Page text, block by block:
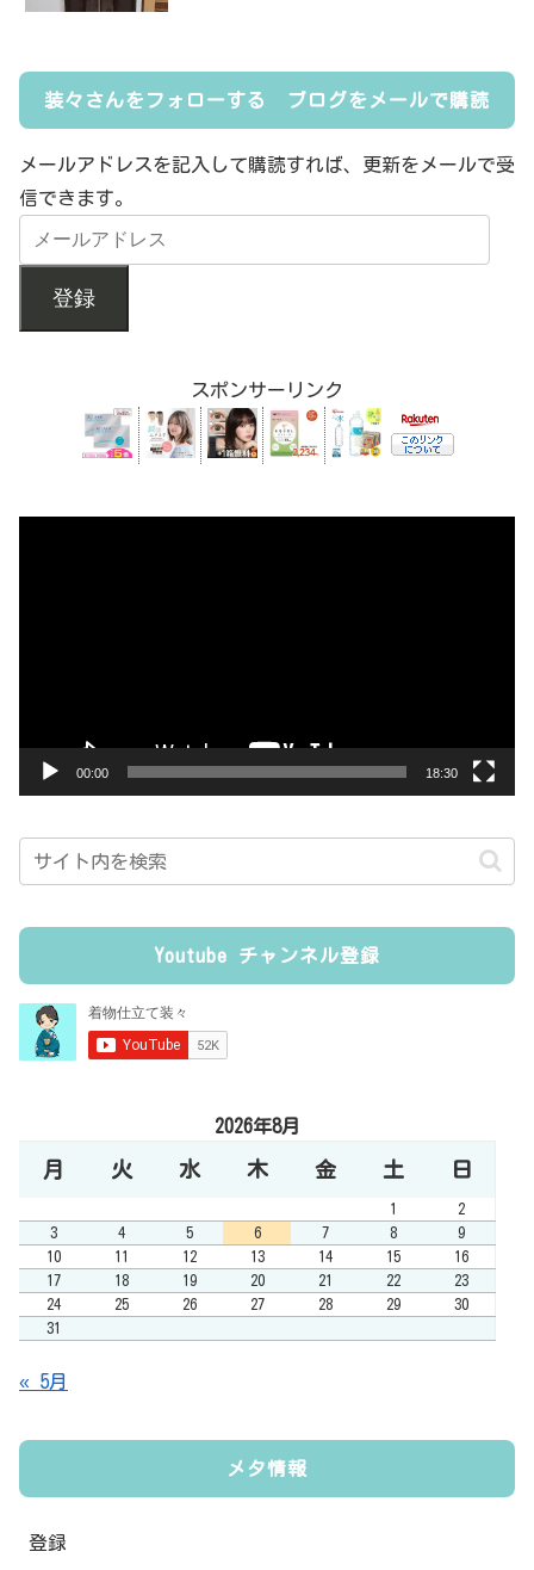
装々さんをフォローする ブログをメールで購読
メールアドレスを記入して購読すれば、更新をメールで受
信できます。
登録
スポンサーリンク
00:00 18:30
Youtube チャンネル登録
2026年8月
月 火 水 木 金 土 日
1
2
3
4 5 6 7 8
9
10
11 12 13 14 15
16
17
18 19 20 21 22
23
24
25 26 27 28 29
30
31
« 5月
メタ情報
登録